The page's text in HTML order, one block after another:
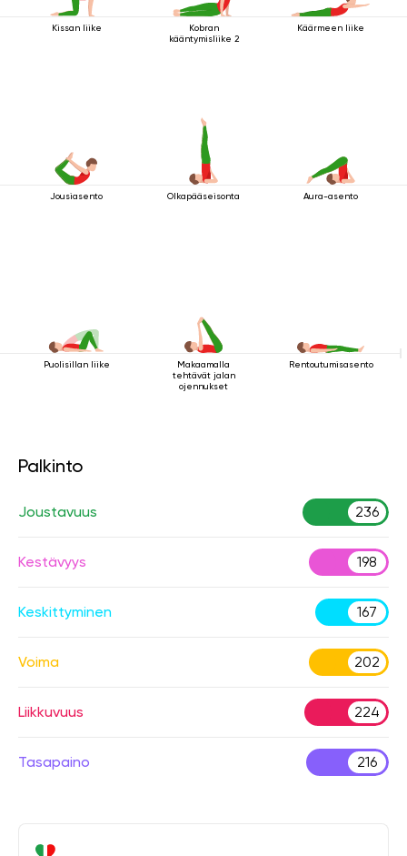
Kissan liike
Kobran
kääntymisliike 2
Käärmeen liike
Jousiasento Olkapääseisonta Aura-asento
Puolisillan liike
Makaamalla
tehtävät jalan
ojennukset
Rentoutumisasento
Palkinto
Joustavuus 236
Kestävyys 198
Keskittyminen 167
Voima 202
Liikkuvuus 224
Tasapaino 216